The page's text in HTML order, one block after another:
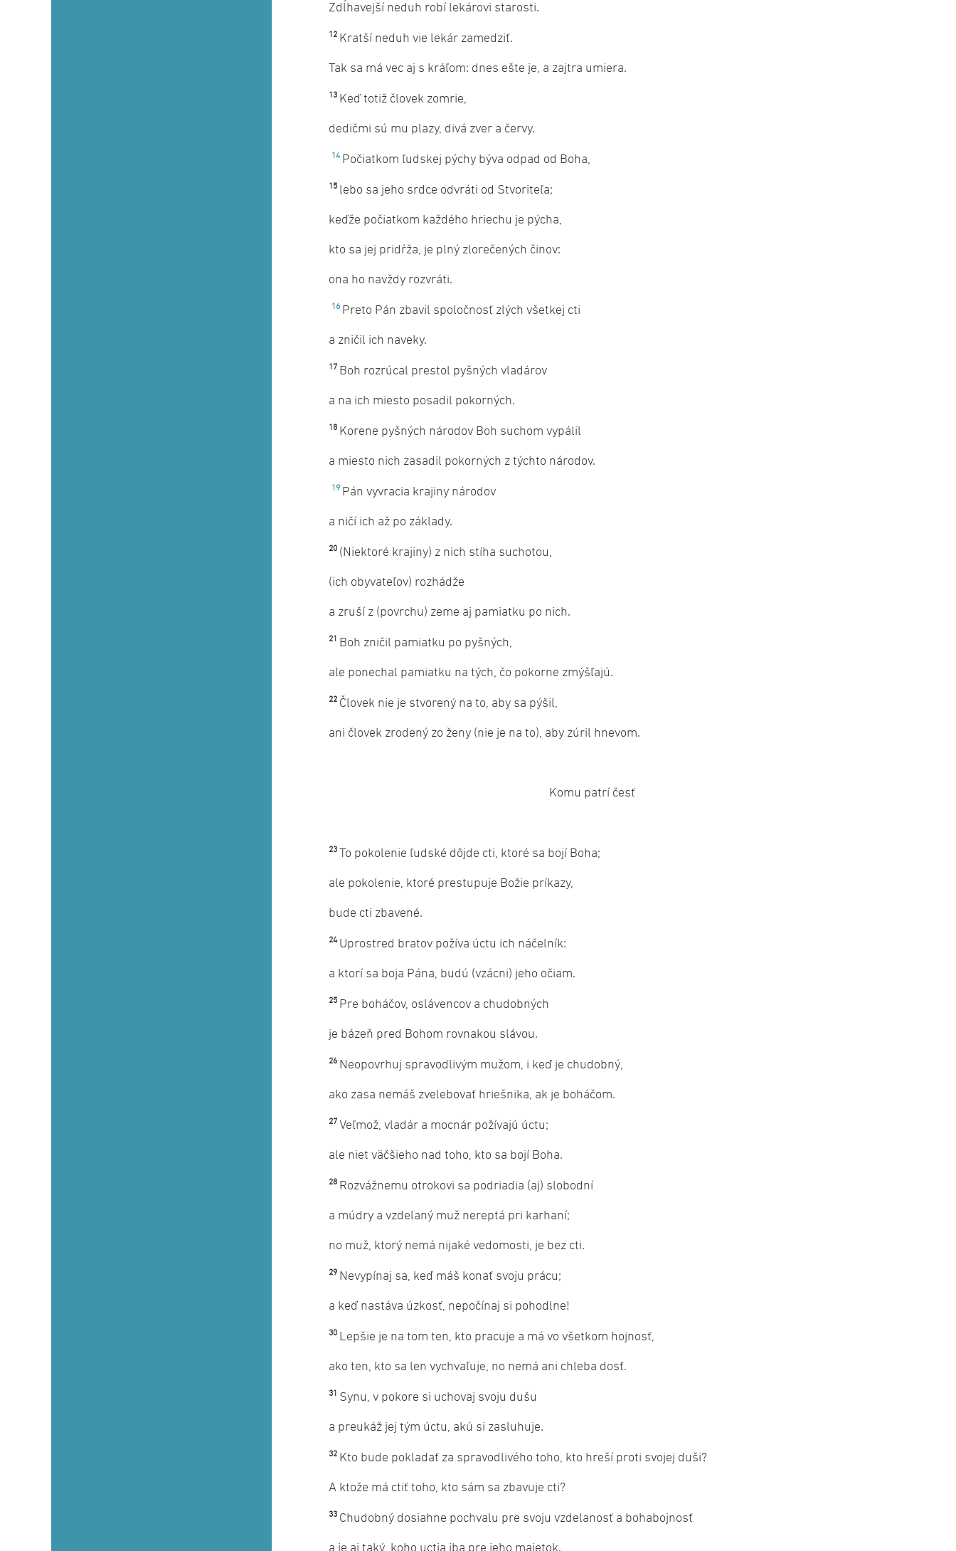
Zdĺhavejší neduh robí lekárovi starosti.
12 Kratší neduh vie lekár zamedziť.
Tak sa má vec aj s kráľom: dnes ešte je, a zajtra umiera.
13 Keď totiž človek zomrie,
dedičmi sú mu plazy, divá zver a červy.
14 Počiatkom ľudskej pýchy býva odpad od Boha,
15 lebo sa jeho srdce odvráti od Stvoriteľa;
keďže počiatkom každého hriechu je pýcha,
kto sa jej pridŕža, je plný zlorečených činov:
ona ho navždy rozvráti.
16 Preto Pán zbavil spoločnosť zlých všetkej cti
a zničil ich naveky.
17 Boh rozrúcal prestol pyšných vladárov
a na ich miesto posadil pokorných.
18 Korene pyšných národov Boh suchom vypálil
a miesto nich zasadil pokorných z týchto národov.
19 Pán vyvracia krajiny národov
a ničí ich až po základy.
20 (Niektoré krajiny) z nich stíha suchotou,
(ich obyvateľov) rozhádže
a zruší z (povrchu) zeme aj pamiatku po nich.
21 Boh zničil pamiatku po pyšných,
ale ponechal pamiatku na tých, čo pokorne zmýšľajú.
22 Človek nie je stvorený na to, aby sa pýšil,
ani človek zrodený zo ženy (nie je na to), aby zúril hnevom.
Komu patrí česť
23 To pokolenie ľudské dôjde cti, ktoré sa bojí Boha;
ale pokolenie, ktoré prestupuje Božie príkazy,
bude cti zbavené.
24 Uprostred bratov požíva úctu ich náčelník:
a ktorí sa boja Pána, budú (vzácni) jeho očiam.
25 Pre boháčov, oslávencov a chudobných
je bázeň pred Bohom rovnakou slávou.
26 Neopovrhuj spravodlivým mužom, i keď je chudobný,
ako zasa nemáš zvelebovať hriešnika, ak je boháčom.
27 Veľmož, vladár a mocnár požívajú úctu;
ale niet väčšieho nad toho, kto sa bojí Boha.
28 Rozvážnemu otrokovi sa podriadia (aj) slobodní
a múdry a vzdelaný muž nereptá pri karhaní;
no muž, ktorý nemá nijaké vedomosti, je bez cti.
29 Nevypínaj sa, keď máš konať svoju prácu;
a keď nastáva úzkosť, nepočínaj si pohodlne!
30 Lepšie je na tom ten, kto pracuje a má vo všetkom hojnosť,
ako ten, kto sa len vychvaľuje, no nemá ani chleba dosť.
31 Synu, v pokore si uchovaj svoju dušu
a preukáž jej tým úctu, akú si zasluhuje.
32 Kto bude pokladať za spravodlivého toho, kto hreší proti svojej duši?
A ktože má ctiť toho, kto sám sa zbavuje cti?
33 Chudobný dosiahne pochvalu pre svoju vzdelanosť a bohabojnosť